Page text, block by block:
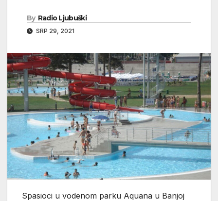
By Radio Ljubuški
SRP 29, 2021
Spasioci u vodenom parku Аquana u Banjoj